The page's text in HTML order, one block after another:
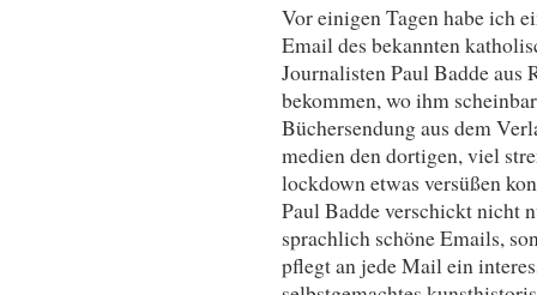
Vor einigen Tagen habe ich
Email des bekannten
Journalisten Paul Badde aus
bekommen, wo ihm
Büchersendung aus dem
medien den dortigen, viel
lockdown etwas versüßen
Paul Badde verschickt nicht
sprachlich schöne Emails,
pflegt an jede Mail ein